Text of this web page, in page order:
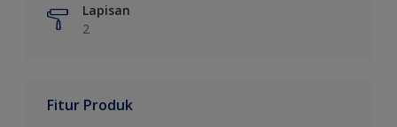
Lapisan
2
Fitur Produk